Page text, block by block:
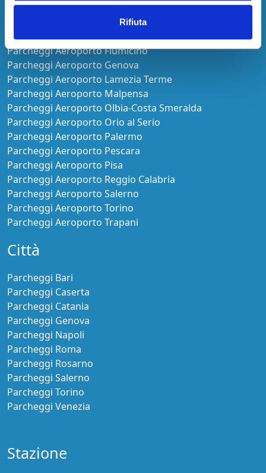
Rifiuta
Parcheggi Aeroporto Ciampino
Parcheggi Aeroporto Comiso
Parcheggi Aeroporto Firenze
Parcheggi Aeroporto Fiumicino
Parcheggi Aeroporto Genova
Parcheggi Aeroporto Lamezia Terme
Parcheggi Aeroporto Malpensa
Parcheggi Aeroporto Olbia-Costa Smeralda
Parcheggi Aeroporto Orio al Serio
Parcheggi Aeroporto Palermo
Parcheggi Aeroporto Pescara
Parcheggi Aeroporto Pisa
Parcheggi Aeroporto Reggio Calabria
Parcheggi Aeroporto Salerno
Parcheggi Aeroporto Torino
Parcheggi Aeroporto Trapani
Città
Parcheggi Bari
Parcheggi Caserta
Parcheggi Catania
Parcheggi Genova
Parcheggi Napoli
Parcheggi Roma
Parcheggi Rosarno
Parcheggi Salerno
Parcheggi Torino
Parcheggi Venezia
Stazione